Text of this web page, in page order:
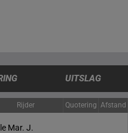
UITSLAG
Rijder Quotering Afstand
Mar. J.